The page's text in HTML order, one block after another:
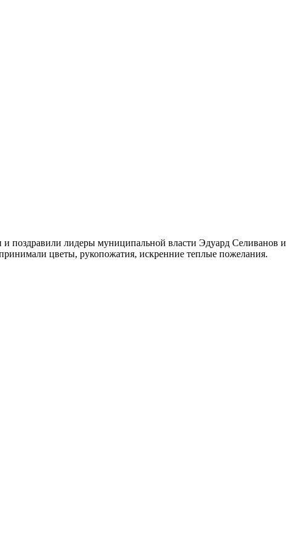
поздравили лидеры муниципальной власти Эдуард Селиванов и
цветы, рукопожатия, искренние теплые пожелания.